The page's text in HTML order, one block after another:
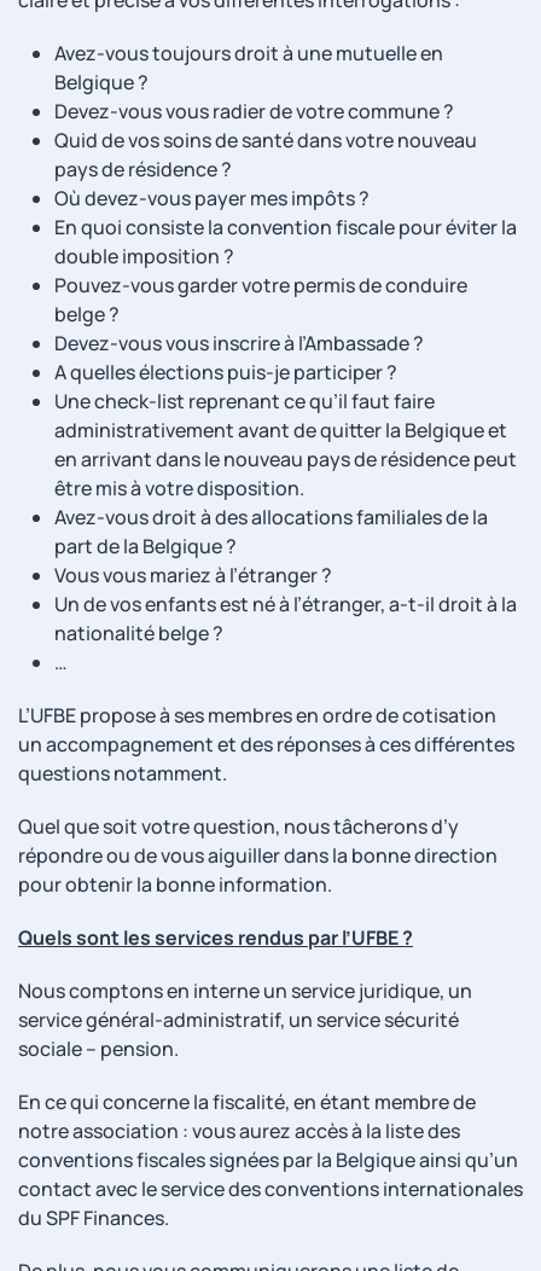
Avez-vous toujours droit à une mutuelle en
Belgique ?
Devez-vous vous radier de votre commune ?
Quid de vos soins de santé dans votre nouveau
pays de résidence ?
Où devez-vous payer mes impôts ?
En quoi consiste la convention fiscale pour éviter la
double imposition ?
Pouvez-vous garder votre permis de conduire
belge ?
Devez-vous vous inscrire à l’Ambassade ?
A quelles élections puis-je participer ?
Une check-list reprenant ce qu’il faut faire
administrativement avant de quitter la Belgique et
en arrivant dans le nouveau pays de résidence peut
être mis à votre disposition.
Avez-vous droit à des allocations familiales de la
part de la Belgique ?
Vous vous mariez à l’étranger ?
Un de vos enfants est né à l’étranger, a-t-il droit à la
nationalité belge ?
…
L’UFBE propose à ses membres en ordre de cotisation
un accompagnement et des réponses à ces différentes
questions notamment.
Quel que soit votre question, nous tâcherons d’y
répondre ou de vous aiguiller dans la bonne direction
pour obtenir la bonne information.
Quels sont les services rendus par l’UFBE ?
Nous comptons en interne un service juridique, un
service général-administratif, un service sécurité
sociale – pension.
En ce qui concerne la fiscalité, en étant membre de
notre association : vous aurez accès à la liste des
conventions fiscales signées par la Belgique ainsi qu’un
contact avec le service des conventions internationales
du SPF Finances.